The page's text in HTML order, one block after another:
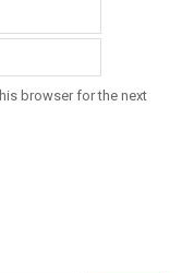
browser for the next